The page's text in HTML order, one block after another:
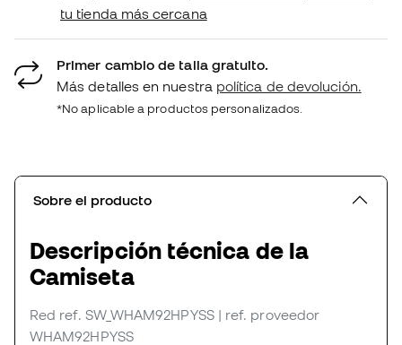
tu tienda más cercana
Primer cambio de talla gratuito.
Más detalles en nuestra política de devolución.
*No aplicable a productos personalizados.
Sobre el producto
Descripción técnica de la
Camiseta
Red ref. SW_WHAM92HPYSS | ref. proveedor
WHAM92HPYSS